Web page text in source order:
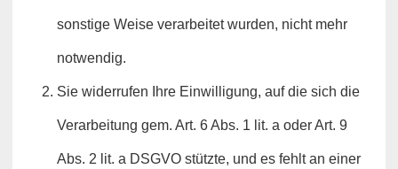
sonstige Weise verarbeitet wurden, nicht mehr
notwendig.
Sie widerrufen Ihre Einwilligung, auf die sich die
Verarbeitung gem. Art. 6 Abs. 1 lit. a oder Art. 9
Abs. 2 lit. a DSGVO stützte, und es fehlt an einer